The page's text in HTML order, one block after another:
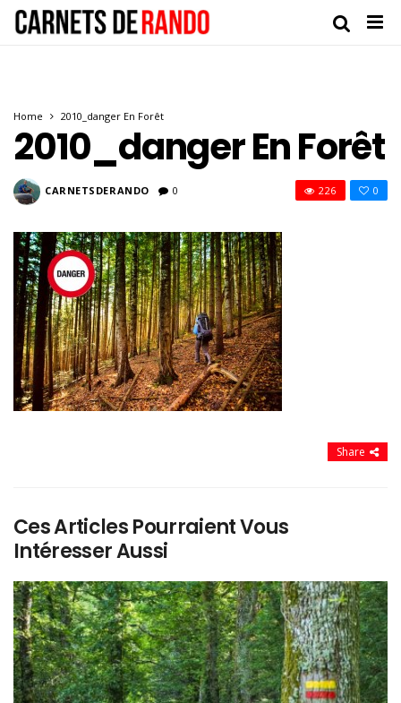
Home 2010_danger En Forêt
2010_danger En Forêt
CARNETSDERANDO 0 0
226
Share
Ces Articles Pourraient Vous
Intéresser Aussi